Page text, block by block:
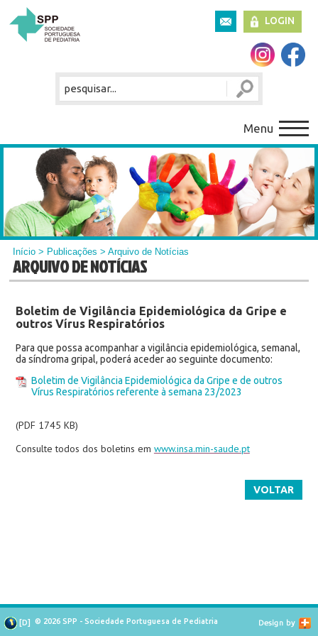
LOGIN
Menu
Início > Publicações > Arquivo de Notícias
ARQUIVO DE NOTÍCIAS
Boletim de Vigilância Epidemiológica da Gripe e
outros Vírus Respiratórios
Para que possa acompanhar a vigilância epidemiológica, semanal,
da síndroma gripal, poderá aceder ao seguinte documento:
Boletim de Vigilância Epidemiológica da Gripe e de outros
Vírus Respiratórios referente à semana 23/2023
(PDF 1745 KB)
Consulte todos dos boletins em www.insa.min-saude.pt
VOLTAR
[D] © 2026 SPP - Sociedade Portuguesa de Pediatria